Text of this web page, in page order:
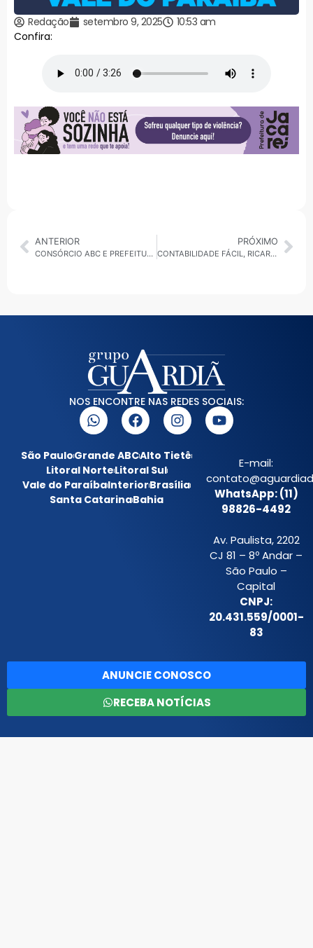
Redação setembro 9, 2025
10:53 am
Confira:
ANTERIOR
CONSÓRCIO ABC E PREFEITURA DE SP ALINHAM TRABALHO CONJUNTO NAS DIVISAS DA REGIÃO COM A CAPITAL
PRÓXIMO
CONTABILIDADE FÁCIL, RICARDO ABILIO RESPONDE SPLIT PAYMENT: O NOVO MODELO DE PAGAMENTO EM DISCUSSÃO
NOS ENCONTRE NAS REDES SOCIAIS:
São PauloGrande ABCAlto Tietê
Litoral NorteLitoral Sul
Vale do ParaíbaInteriorBrasília
Santa CatarinaBahia
E-mail:
WhatsApp: (11)
98826-4492
Av. Paulista, 2202
CJ 81 – 8º Andar –
São Paulo –
Capital
CNPJ:
20.431.559/0001-
83
ANUNCIE CONOSCO
RECEBA NOTÍCIAS